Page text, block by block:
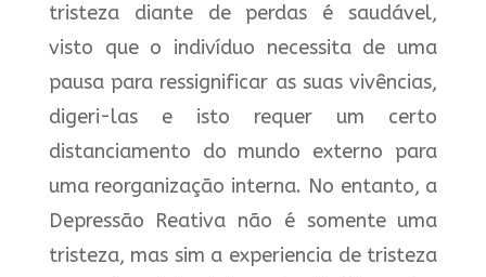
tristeza diante de perdas é saudável,
visto que o indivíduo necessita de uma
pausa para ressignificar as suas vivências,
digeri-las e isto requer um certo
distanciamento do mundo externo para
uma reorganização interna. No entanto, a
Depressão Reativa não é somente uma
tristeza, mas sim a experiencia de tristeza